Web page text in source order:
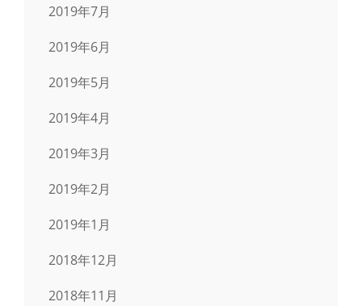
2019年7月
2019年6月
2019年5月
2019年4月
2019年3月
2019年2月
2019年1月
2018年12月
2018年11月